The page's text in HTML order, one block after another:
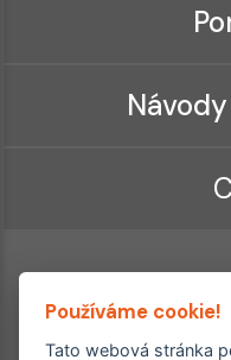
Používáme cookie!
Tato webová stránka